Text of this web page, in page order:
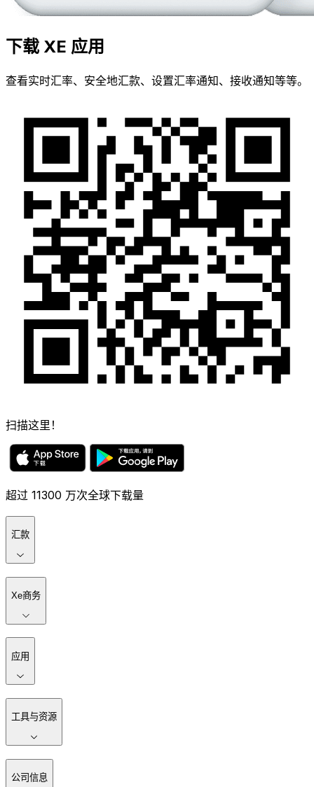
下载 XE 应用
查看实时汇率、安全地汇款、设置汇率通知、接收通知等等。
扫描这里！
超过 11300 万次全球下载量
汇款
Xe商务
应用
工具与资源
公司信息